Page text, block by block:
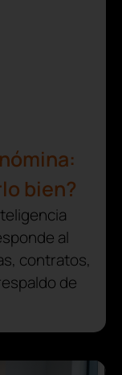
bien?
al
contratos,
de